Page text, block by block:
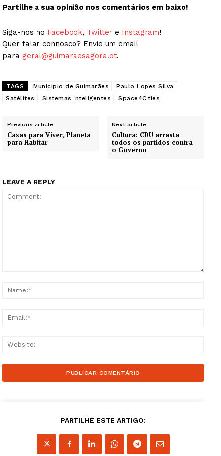
Partilhe a sua opinião nos comentários em baixo!
Siga-nos no Facebook, Twitter e Instagram!
Quer falar connosco? Envie um email
para geral@guimaraesagora.pt.
TAGS Município de Guimarães
Paulo Lopes Silva
Satélites
Sistemas Inteligentes Space4Cities
Previous article
Casas para Viver, Planeta
para Habitar
Next article
Cultura: CDU arrasta
todos os partidos contra
o Governo
LEAVE A REPLY
PARTILHE ESTE ARTIGO: